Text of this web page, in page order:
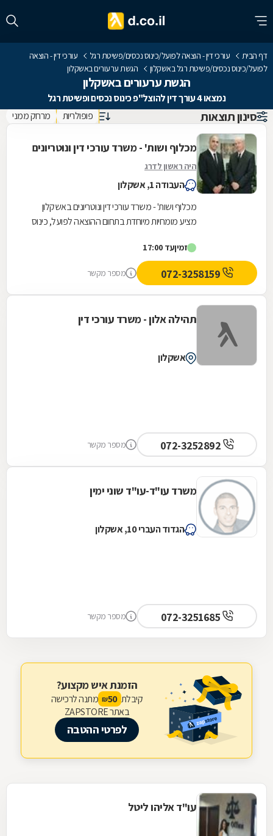
דף הבית עורכי דין - הוצאה לפועל/כינוס נכסים/פשיטת רגל
עורכי דין - הוצאה
לפועל/כינוס נכסים/פשיטת רגל באשקלון
הגשת ערעורים באשקלון
הגשת ערעורים באשקלון
נמצאו 4 עורך דין להוצל"פ כינוס נכסים ופשיטת רגל
סינון תוצאות פופולריות מרחק ממני
מכלוף ושות' - משרד עורכי דין ונוטריונים
היה ראשון לדרג
העבודה 1, אשקלון
מכלוף ושות' - משרד עורכי דין ונוטריונים באשקלון
מציע מומחיות מיוחדת בתחום ההוצאה לפועל, כינוס
למגזר...
זמיןעד 17:00
מספר מקשר
תהילה אלון - משרד עורכי דין
אשקלון
מספר מקשר
משרד עו"ד-עו"ד שוני ימין
הגדוד העברי 10, אשקלון
מספר מקשר
הזמנת איש מקצוע?
קיבלת 50
₪ מתנה לרכישה
באתר ZAPSTORE
לפרטי ההטבה
עו"ד אליהו ליטל